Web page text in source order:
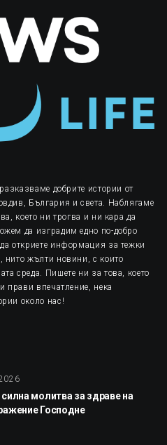
добрите истории от
България и света. Наблягаме
което ни трогва и ни кара да
да изградим едно по-добро
откриете информация за тежки
нито жълти новини, с които
среда. Пишете ни за това, което
прави впечатление, нека
около нас!
молитва за здраве на
Господне